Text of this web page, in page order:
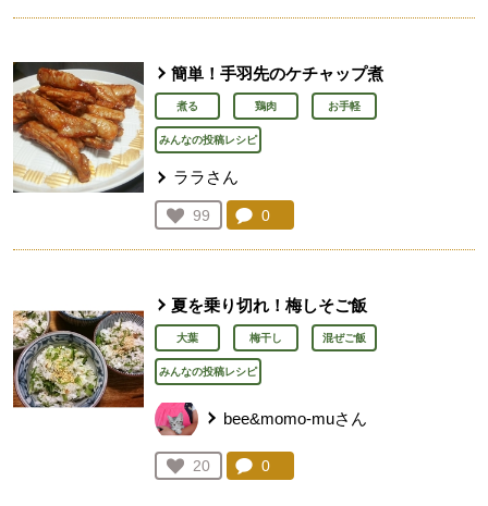
簡単！手羽先のケチャップ煮
煮る 鶏肉 お手軽
みんなの投稿レシピ
ララさん
お気に入り登録：
99
人が登録
コメント：
0
夏を乗り切れ！梅しそご飯
大葉 梅干し 混ぜご飯
みんなの投稿レシピ
bee&momo-muさん
お気に入り登録：
20
人が登録
コメント：
0